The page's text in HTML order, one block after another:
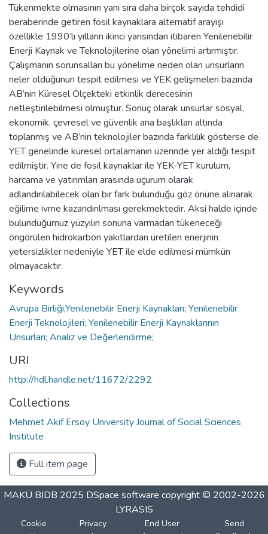
Tükenmekte olmasının yanı sıra daha birçok sayıda tehdidi
beraberinde getiren fosil kaynaklara alternatif arayışı
özellikle 1990’lı yılların ikinci yarısından itibaren Yenilenebilir
Enerji Kaynak ve Teknolojilerine olan yönelimi artırmıştır.
Çalışmanın sorunsalları bu yönelime neden olan unsurların
neler olduğunun tespit edilmesi ve YEK gelişmeleri bazında
AB’nin Küresel Ölçekteki etkinlik derecesinin
netleştirilebilmesi olmuştur. Sonuç olarak unsurlar sosyal,
ekonomik, çevresel ve güvenlik ana başlıkları altında
toplanmış ve AB’nin teknolojiler bazında farklılık gösterse de
YET genelinde küresel ortalamanın üzerinde yer aldığı tespit
edilmiştir. Yine de fosil kaynaklar ile YEK-YET kurulum,
harcama ve yatırımları arasında uçurum olarak
adlandırılabilecek olan bir fark bulunduğu göz önüne alınarak
eğilime ivme kazandırılması gerekmektedir. Aksi halde içinde
bulunduğumuz yüzyılın sonuna varmadan tükeneceği
öngörülen hidrokarbon yakıtlardan üretilen enerjinin
yetersizlikler nedeniyle YET ile elde edilmesi mümkün
olmayacaktır.
Keywords
Avrupa Birliği,Yenilenebilir Enerji Kaynakları; Yenilenebilir
Enerji Teknolojileri; Yenilenebilir Enerji Kaynaklarının
Unsurları; Analiz ve Değerlendirme;
URI
http://hdl.handle.net/11672/2292
Collections
Mehmet Akif Ersoy University Journal of Social Sciences
Institute
Full item page
MAKÜ BIDB 2025 DSpace software copyright © 2002-2026
LYRASIS
Cookie
Privacy
End User
Send